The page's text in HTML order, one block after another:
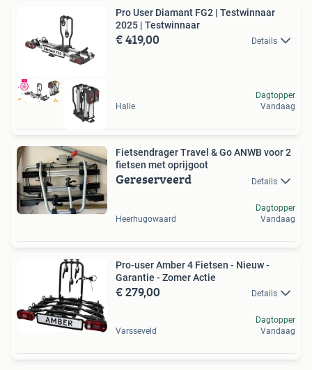
Pro User Diamant FG2 | Testwinnaar
2025 | Testwinnaar
€ 419,00 Details
Halle
Dagtopper
Vandaag
Fietsendrager Travel & Go ANWB voor 2
fietsen met oprijgoot
Gereserveerd Details
Heerhugowaard
Dagtopper
Vandaag
Pro-user Amber 4 Fietsen - Nieuw -
Garantie - Zomer Actie
€ 279,00 Details
Varsseveld
Dagtopper
Vandaag